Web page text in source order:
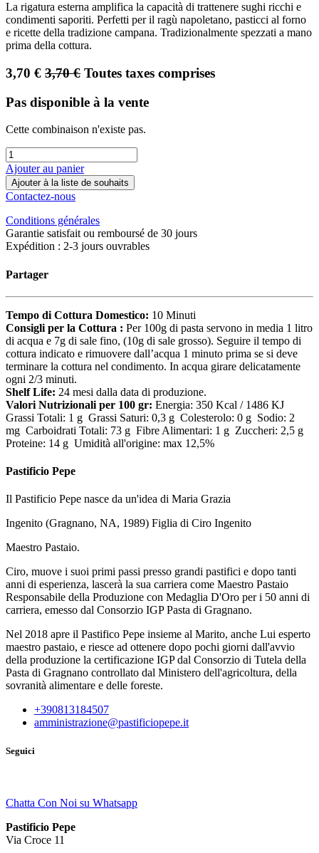
La rigatura esterna amplifica la capacità di trattenere sughi ricchi e
condimenti saporiti. Perfetti per il ragù napoletano, pasticci al forno
e ricette della tradizione campana. Tradizionalmente spezzati a mano
prima della cottura.
3,70 € 3,70€ Toutes taxes comprises
Pas disponible à la vente
Cette combinaison n'existe pas.
Ajouter au panier
Ajouter à la liste de souhaits
Contactez-nous
Conditions générales
Garantie satisfait ou remboursé de 30 jours
Expédition : 2-3 jours ouvrables
Partager
Tempo di Cottura Domestico: 10 Minuti
Consigli per la Cottura : Per 100g di pasta servono in media 1 litro
di acqua e 7g di sale fino, (10g di sale grosso). Seguire il tempo di
cottura indicato e rimuovere dall’acqua 1 minuto prima se si deve
terminare la cottura nel condimento. In acqua girare delicatamente
ogni 2/3 minuti.
Shelf Life: 24 mesi dalla data di produzione.
Valori Nutrizionali per 100 gr: Energia: 350 Kcal / 1486 KJ
Grassi Totali: 1 g Grassi Saturi: 0,3 g Colesterolo: 0 g Sodio: 2
mg Carboidrati Totali: 73 g Fibre Alimentari: 1 g Zuccheri: 2,5 g
Proteine: 14 g Umidità all'origine: max 12,5%
Pastificio Pepe
Il Pastificio Pepe nasce da un'idea di Maria Grazia
Ingenito (Gragnano, NA, 1989) Figlia di Ciro Ingenito
Maestro Pastaio.
Ciro, muove i suoi primi passi presso grandi pastifici e dopo tanti
anni di esperienza, lascerà la sua carriera come Maestro Pastaio
Responsabile della Produzione con Medaglia D'Oro per i 50 anni di
carriera, emesso dal Consorzio IGP Pasta di Gragnano.
Nel 2018 apre il Pastifico Pepe insieme al Marito, anche Lui esperto
maestro pastaio, e riesce ad ottenere dopo pochi giorni dall'avvio
della produzione la certificazione IGP dal Consorzio di Tutela della
Pasta di Gragnano controllato dal Ministero dell'agricoltura, della
sovranità alimentare e delle foreste.
+390813184507
amministrazione@pastificiopepe.it
Seguici
Chatta Con Noi su Whatsapp
Pastificio Pepe
Via Croce 11